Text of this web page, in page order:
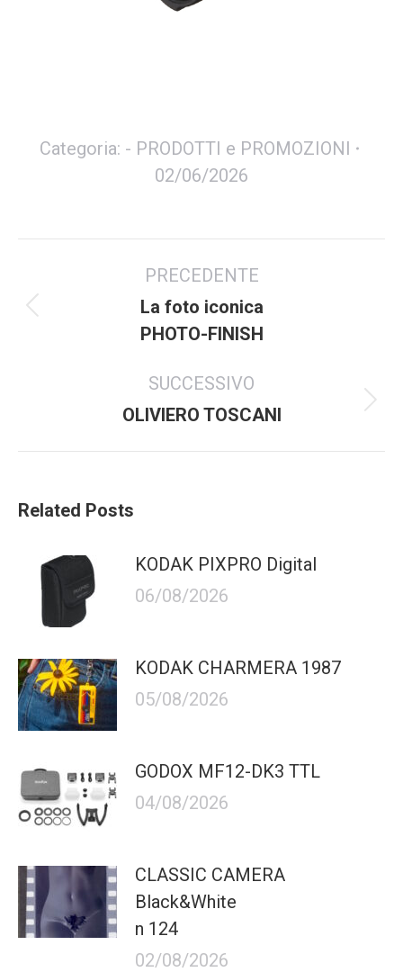
Categoria: - PRODOTTI e PROMOZIONI
02/06/2026
navigazione
PRECEDENTE
Articolo
precedente:
La foto iconica
PHOTO-FINISH
SUCCESSIVO
Prossimo
OLIVIERO TOSCANI
Related Posts
KODAK PIXPRO Digital
06/08/2026
KODAK CHARMERA 1987
05/08/2026
GODOX MF12-DK3 TTL
04/08/2026
CLASSIC CAMERA
Black&White
n 124
02/08/2026